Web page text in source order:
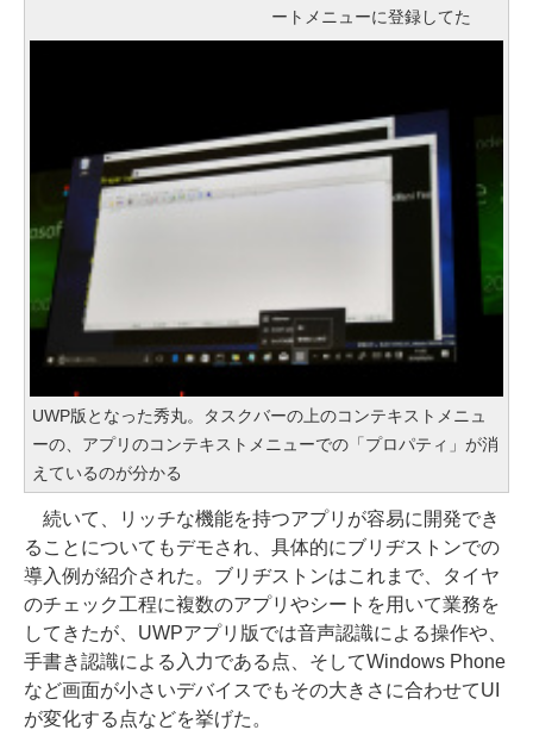
ートメニューに登録してた
UWP版となった秀丸。タスクバーの上のコンテキストメニュ
ーの、アプリのコンテキストメニューでの「プロパティ」が消
えているのが分かる
続いて、リッチな機能を持つアプリが容易に開発でき
ることについてもデモされ、具体的にブリヂストンでの
導入例が紹介された。ブリヂストンはこれまで、タイヤ
のチェック工程に複数のアプリやシートを用いて業務を
してきたが、UWPアプリ版では音声認識による操作や、
手書き認識による入力である点、そしてWindows Phone
など画面が小さいデバイスでもその大きさに合わせてUI
が変化する点などを挙げた。